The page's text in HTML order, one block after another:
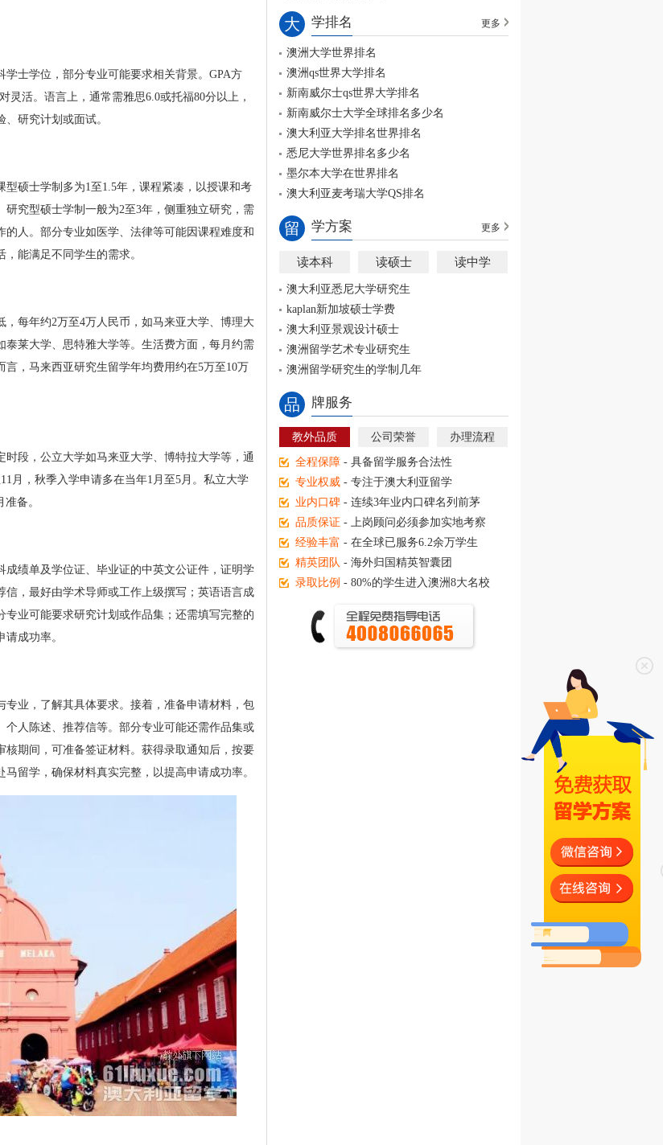
士学位，部分专业可能要求相关背景。GPA方
灵活。语言上，通常需雅思6.0或托福80分以上，
研究计划或面试。
硕士学制多为1至1.5年，课程紧凑，以授课和考
究型硕士学制一般为2至3年，侧重独立研究，需
人。部分专业如医学、法律等可能因课程难度和
能满足不同学生的需求。
每年约2万至4万人民币，如马来亚大学、博理大
莱大学、思特雅大学等。生活费方面，每月约需
言，马来西亚研究生留学年均费用约在5万至10万
段，公立大学如马来亚大学、博特拉大学等，通
月，秋季入学申请多在当年1月至5月。私立大学
备。
绩单及学位证、毕业证的中英文公证件，证明学
，最好由学术导师或工作上级撰写；英语语言成
业可能要求研究计划或作品集；还需填写完整的
成功率。
业，了解其具体要求。接着，准备申请材料，包
人陈述、推荐信等。部分专业可能还需作品集或
期间，可准备签证材料。获得录取通知后，按要
留学，确保材料真实完整，以提高申请成功率。
大 学排名 更多
澳洲大学世界排名
澳洲qs世界大学排名
新南威尔士qs世界大学排名
新南威尔士大学全球排名多少名
澳大利亚大学排名世界排名
悉尼大学世界排名多少名
墨尔本大学在世界排名
澳大利亚麦考瑞大学QS排名
留 学方案 更多
读本科 读硕士 读中学
澳大利亚悉尼大学研究生
kaplan新加坡硕士学费
澳大利亚景观设计硕士
澳洲留学艺术专业研究生
澳洲留学研究生的学制几年
品 牌服务
教外品质 公司荣誉 办理流程
全程保障 - 具备留学服务合法性
专业权威 - 专注于澳大利亚留学
业内口碑 - 连续3年业内口碑名列前茅
品质保证 - 上岗顾问必须参加实地考察
经验丰富 - 在全球已服务6.2余万学生
精英团队 - 海外归国精英智囊团
录取比例 - 80%的学生进入澳洲8大名校